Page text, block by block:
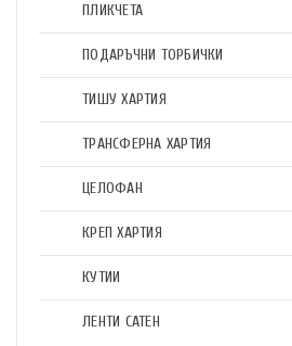
ПЛИКЧЕТА
ПОДАРЪЧНИ ТОРБИЧКИ
ТИШУ ХАРТИЯ
ТРАНСФЕРНА ХАРТИЯ
ЦЕЛОФАН
КРЕП ХАРТИЯ
КУТИИ
ЛЕНТИ САТЕН